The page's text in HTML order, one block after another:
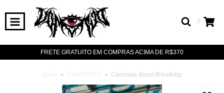
0
FRETE GRATUITO EM COMPRAS ACIMA DE R$370
- - Camiseta Beast Breathing